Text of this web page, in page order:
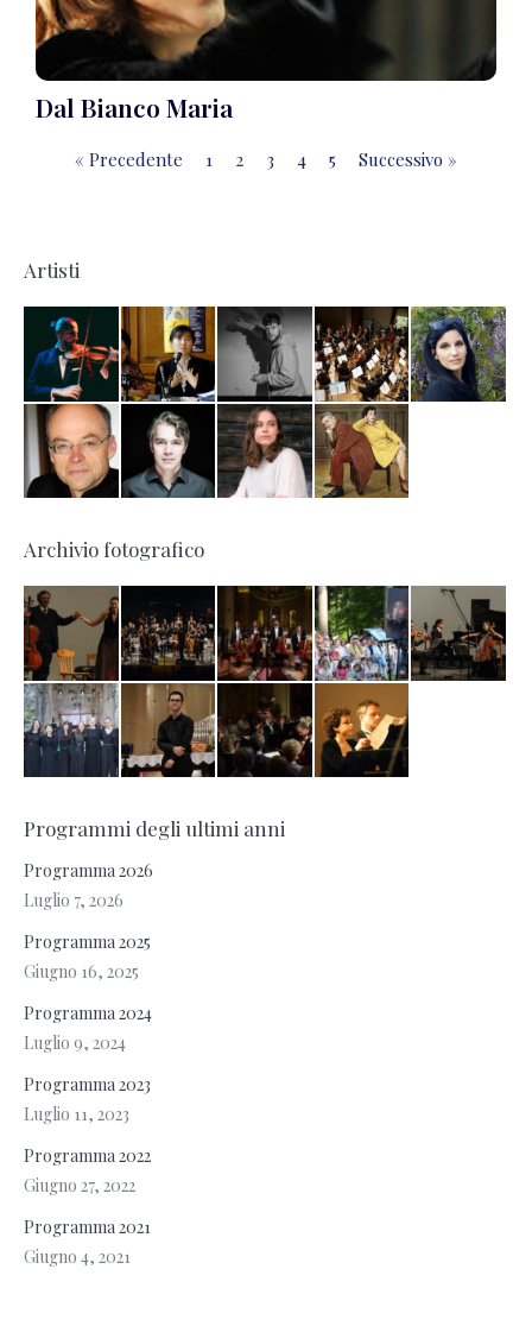
Dal Bianco Maria
« Precedente 1 2 3 4 5 Successivo »
Artisti
Archivio fotografico
Programmi degli ultimi anni
Programma 2026
Luglio 7, 2026
Programma 2025
Giugno 16, 2025
Programma 2024
Luglio 9, 2024
Programma 2023
Luglio 11, 2023
Programma 2022
Giugno 27, 2022
Programma 2021
Giugno 4, 2021